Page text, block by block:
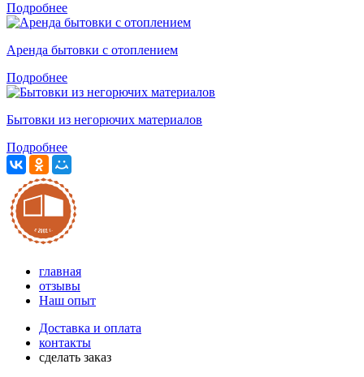
Подробнее
Аренда бытовки с отоплением
Подробнее
Бытовки из негорючих материалов
Подробнее
главная
отзывы
Наш опыт
Доставка и оплата
контакты
сделать заказ